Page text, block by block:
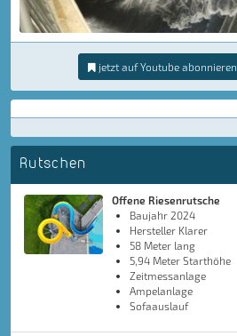
jetzt auf Youtube abonnieren
Rutschen
Offene Riesenrutsche
Baujahr 2024
Hersteller Klarer
58 Meter lang
5,94 Meter Starthöhe
Zeitmessanlage
Ampelanlage
Sofaauslauf